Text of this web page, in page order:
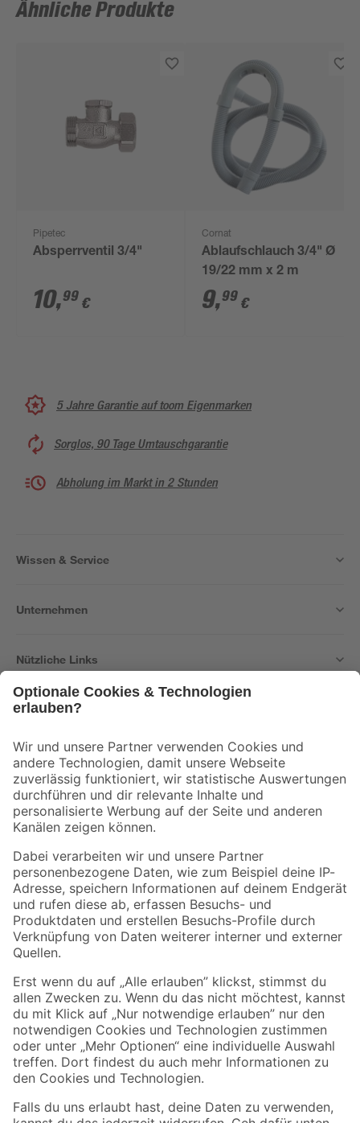
Ähnliche Produkte
Pipetec
Absperrventil 3/4"
10,99 €
Cornat
Ablaufschlauch 3/4" Ø
19/22 mm x 2 m
9,99 €
5 Jahre Garantie auf toom Eigenmarken
Sorglos, 90 Tage Umtauschgarantie
Abholung im Markt in 2 Stunden
Wissen & Service
Unternehmen
Nützliche Links
Der toom Newsletter: Keine Angebote und Aktionen mehr verpassen!
Zur Newsletter Anmeldung
Folge uns
Zahlungsarten Versandarten
Sicher einkaufen
Jetzt die toom-App herunterladen